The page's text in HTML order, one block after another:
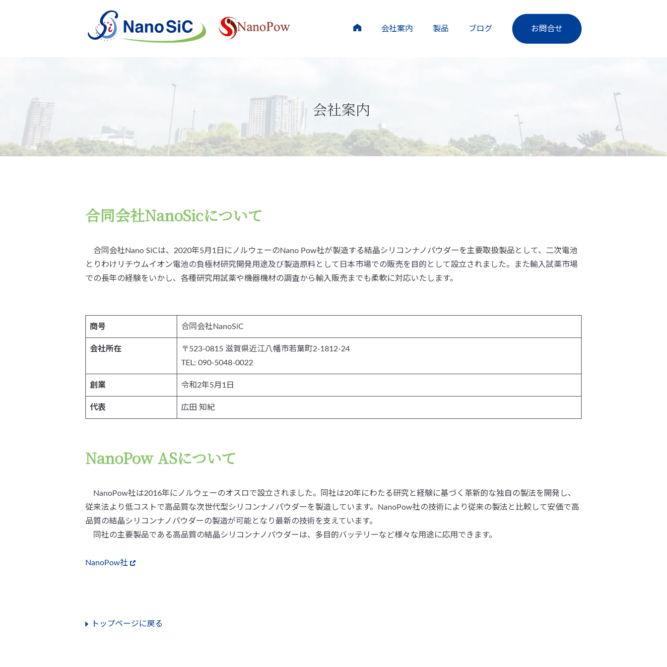
会社案内 製品 ブログ お問合せ
会社案内
合同会社NanoSicについて
合同会社Nano SiCは、2020年5月1日にノルウェーのNano Pow社が製造する結晶シリコンナノパウダーを主要取扱製品として、二次電池
とりわけリチウムイオン電池の負極材研究開発用途及び製造原料として日本市場での販売を目的として設立されました。また輸入試薬市場
での長年の経験をいかし、各種研究用試薬や機器機材の調査から輸入販売までも柔軟に対応いたします。
商号 合同会社NanoSiC
会社所在
〒523-0815 滋賀県近江八幡市若葉町2-1812-24
TEL: 090-5048-0022
創業 令和2年5月1日
代表 広田 知紀
NanoPow ASについて
NanoPow社は2016年にノルウェーのオスロで設立されました。同社は20年にわたる研究と経験に基づく革新的な独自の製法を開発し、
従来法より低コストで高品質な次世代型シリコンナノパウダーを製造しています。NanoPow社の技術により従来の製法と比較して安価で高
品質の結晶シリコンナノパウダーの製造が可能となり最新の技術を支えています。
同社の主要製品である高品質の結晶シリコンナノパウダーは、多目的バッテリーなど様々な用途に応用できます。
NanoPow社
トップページに戻る